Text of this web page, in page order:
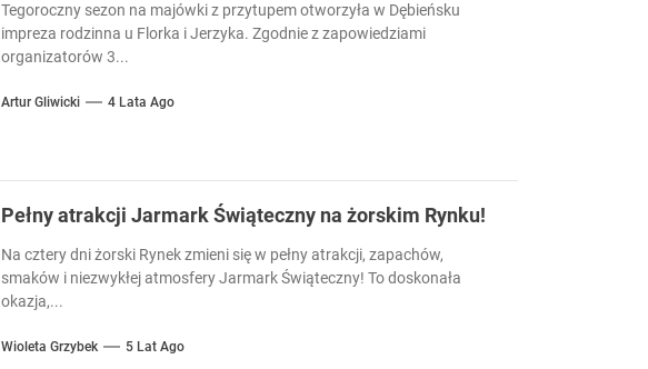
Tegoroczny sezon na majówki z przytupem otworzyła w Dębieńsku
impreza rodzinna u Florka i Jerzyka. Zgodnie z zapowiedziami
organizatorów 3...
Artur Gliwicki 4 Lata Ago
Pełny atrakcji Jarmark Świąteczny na żorskim Rynku!
Na cztery dni żorski Rynek zmieni się w pełny atrakcji, zapachów,
smaków i niezwykłej atmosfery Jarmark Świąteczny! To doskonała
okazja,...
Wioleta Grzybek 5 Lat Ago